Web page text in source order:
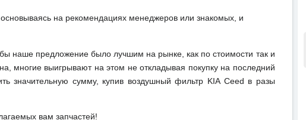
на рекомендациях менеджеров или знакомых, и
наше предложение было лучшим на рынке, как по стоимости так и
многие выигрывают на этом не откладывая покупку на последний
значительную сумму, купив воздушный фильтр KIA Ceed в разы
вам запчастей!